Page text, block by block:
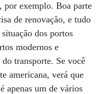
por exemplo. Boa parte
de renovação, e tudo
dos portos
modernos e
transporte. Se você
americana, verá que
apenas um de vários